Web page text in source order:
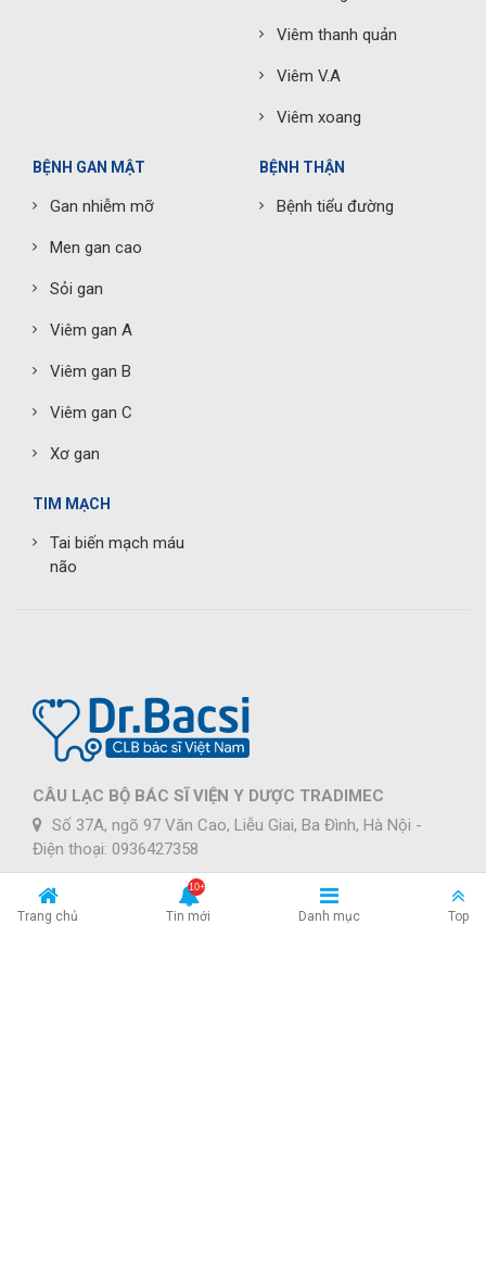
Viêm thanh quản
Viêm V.A
Viêm xoang
BỆNH GAN MẬT
Gan nhiễm mỡ
Men gan cao
Sỏi gan
Viêm gan A
Viêm gan B
Viêm gan C
Xơ gan
BỆNH THẬN
Bệnh tiểu đường
TIM MẠCH
Tai biến mạch máu
não
CÂU LẠC BỘ BÁC SĨ VIỆN Y DƯỢC TRADIMEC
Số 37A, ngõ 97 Văn Cao, Liễu Giai, Ba Đình, Hà Nội -
Điện thoại: 0936427358
lienhe@drbacsi.net
Sống khỏe
Chính sách điều khoản
Trang chủ Tin mới Danh mục Top